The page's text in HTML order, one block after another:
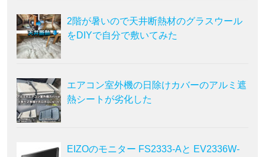
2階が暑いので天井断熱材のグラスウール
をDIYで自分で敷いてみた
エアコン室外機の日除けカバーのアルミ遮
熱シートが劣化した
EIZOのモニター FS2333-Aと EV2336W-